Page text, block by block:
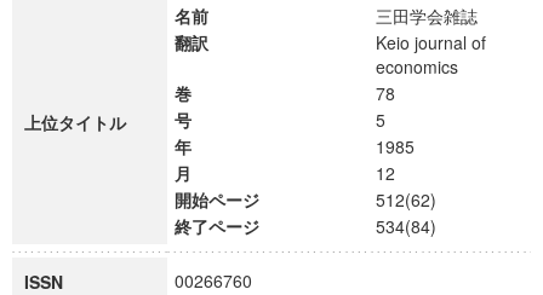
上位タイトル
名前
三田学会雑誌
翻訳
Keio journal of
economics
巻
78
号
5
年
1985
月
12
開始ページ
512(62)
終了ページ
534(84)
ISSN 00266760